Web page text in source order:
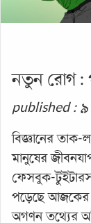
নতুন রোগ :
published :
বিজ্ঞানের তাক-
মানুষের
ফেসবুক-
পড়েছে আজকের
অগণন তথ্যের